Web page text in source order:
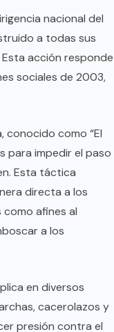
nacional del
a todas sus
acción responde
sociales de 2003,
conocido como “El
para impedir el paso
Esta táctica
directa a los
afines al
a los
en diversos
cacerolazos y
presión contra el